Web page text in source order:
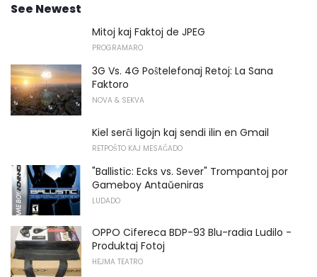
See Newest
Mitoj kaj Faktoj de JPEG
PROGRAMARO
3G Vs. 4G Poŝtelefonaj Retoj: La Sana
Faktoro
NOVA & SEKVA
Kiel serĉi ligojn kaj sendi ilin en Gmail
RETPOŜTO KAJ MESAĜADO
"Ballistic: Ecks vs. Sever" Trompantoj por
Gameboy Antaŭeniras
LUDADO
OPPO Cifereca BDP-93 Blu-radia Ludilo -
Produktaj Fotoj
HEJMA TEATRO